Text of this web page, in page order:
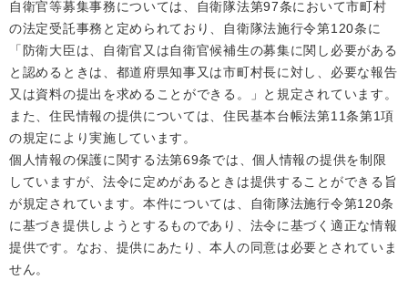
自衛官等募集事務については、自衛隊法第97条において市町村
の法定受託事務と定められており、自衛隊法施行令第120条に
「防衛大臣は、自衛官又は自衛官候補生の募集に関し必要がある
と認めるときは、都道府県知事又は市町村長に対し、必要な報告
又は資料の提出を求めることができる。」と規定されています。
また、住民情報の提供については、住民基本台帳法第11条第1項
の規定により実施しています。
個人情報の保護に関する法第69条では、個人情報の提供を制限
していますが、法令に定めがあるときは提供することができる旨
が規定されています。本件については、自衛隊法施行令第120条
に基づき提供しようとするものであり、法令に基づく適正な情報
提供です。なお、提供にあたり、本人の同意は必要とされていま
せん。